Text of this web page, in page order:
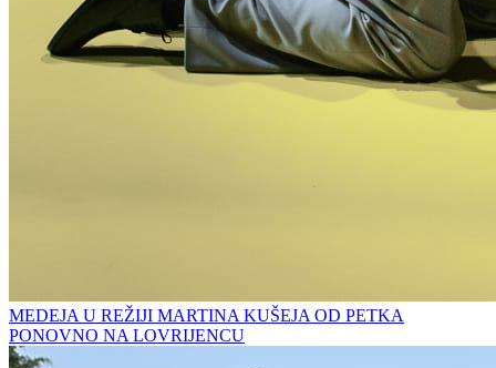
MEDEJA U REŽIJI MARTINA KUŠEJA OD PETKA
PONOVNO NA LOVRIJENCU